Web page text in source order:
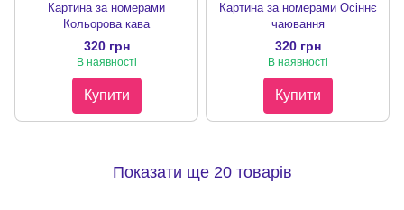
Картина за номерами
Кольорова кава
320 грн
В наявності
Купити
Картина за номерами Осіннє
чаювання
320 грн
В наявності
Купити
Показати ще 20 товарів